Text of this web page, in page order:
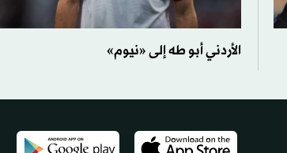
الأردني أبو طه إلى «نيوم»